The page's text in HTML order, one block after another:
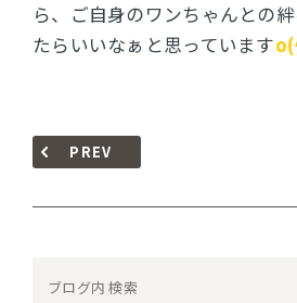
ら、ご自身のワンちゃんとの
たらいいなぁと思っています
PREV